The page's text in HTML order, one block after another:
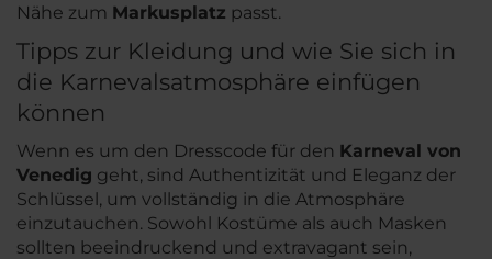
Nähe zum Markusplatz passt.
Tipps zur Kleidung und wie Sie sich in
die Karnevalsatmosphäre einfügen
können
Wenn es um den Dresscode für den Karneval von
Venedig geht, sind Authentizität und Eleganz der
Schlüssel, um vollständig in die Atmosphäre
einzutauchen. Sowohl Kostüme als auch Masken
sollten beeindruckend und extravagant sein,